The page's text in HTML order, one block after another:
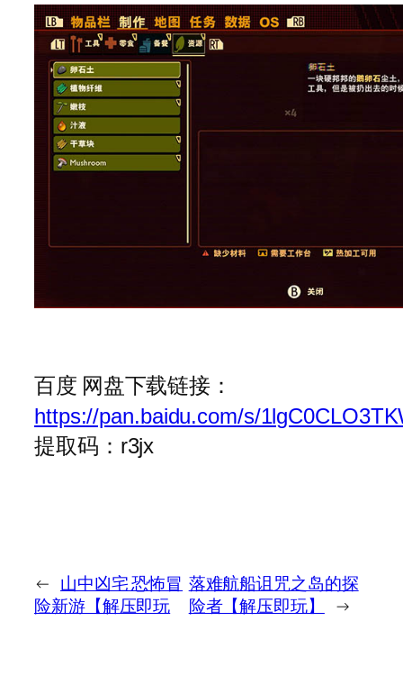
百度 网盘下载链接：
https://pan.baidu.com/s/
提取码：r3jx
← 山中凶宅 恐怖冒
险新游【解压即玩
落难航船诅咒之岛的探
险者【解压即玩】
→